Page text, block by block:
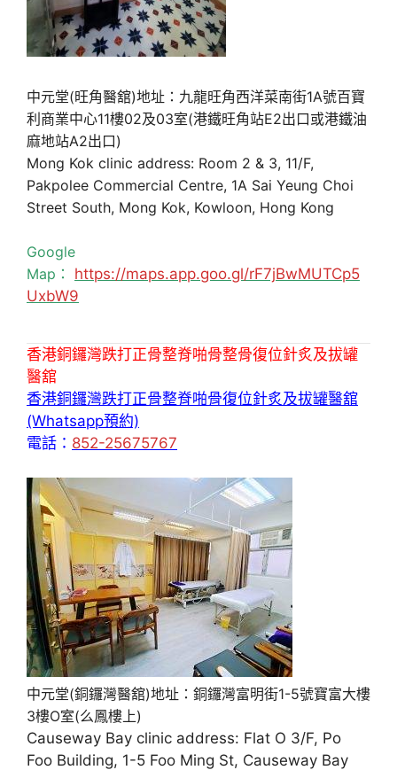
中元堂(旺角醫舘)地址：九龍旺角西洋菜南街1A號百寶
利商業中心11樓02及03室(港鐵旺角站E2出口或港鐵油
麻地站A2出口)
Mong Kok clinic address: Room 2 & 3, 11/F,
Pakpolee Commercial Centre, 1A Sai Yeung Choi
Street South, Mong Kok, Kowloon, Hong Kong
Google
Map： https://maps.app.goo.gl/rF7jBwMUTCp5
UxbW9
香港銅鑼灣跌打正骨整脊啪骨整骨復位針炙及拔罐
醫舘
香港銅鑼灣跌打正骨整脊啪骨復位針炙及拔罐醫舘
(Whatsapp預約)
電話： 852-25675767
中元堂(銅鑼灣醫舘)地址：銅鑼灣富明街1-5號寶富大樓
3樓O室(么鳳樓上)
Causeway Bay clinic address: Flat O 3/F, Po
Foo Building, 1-5 Foo Ming St, Causeway Bay